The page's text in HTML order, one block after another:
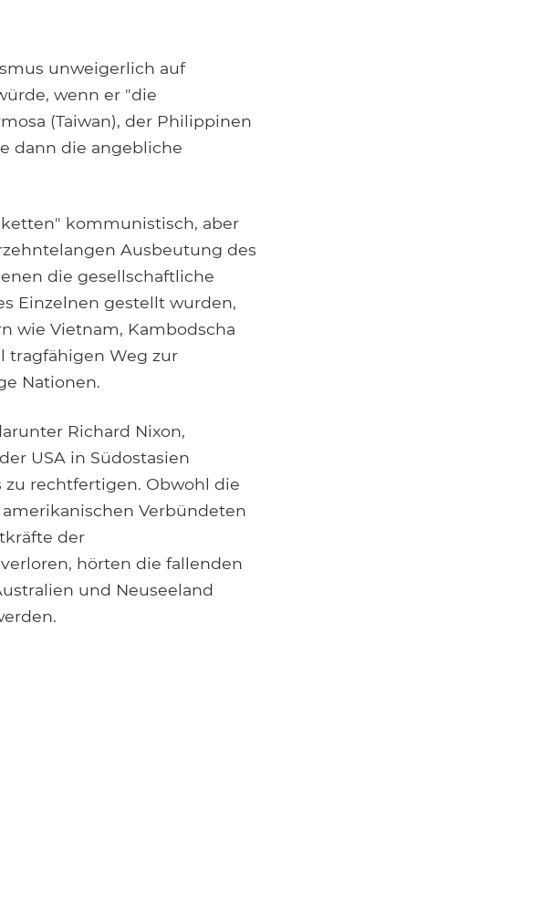
unweigerlich auf
wenn er "die
(Taiwan), der Philippinen
dann die angebliche
kommunistisch, aber
Ausbeutung des
die gesellschaftliche
Einzelnen gestellt wurden,
wie Vietnam, Kambodscha
tragfähigen Weg zur
Nationen.
Richard Nixon,
USA in Südostasien
rechtfertigen. Obwohl die
Verbündeten
der
hörten die fallenden
und Neuseeland